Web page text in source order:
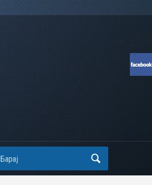
Search